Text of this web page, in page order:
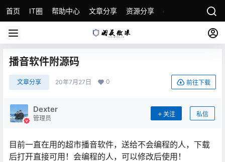
首页 IT圈 帮助中心 文章分享 资源分享 各种教程 关于本
播音软件附源码
文章分享 20年7月27日 0 前往下载
Dexter
管理员
关注 私信
目前一直在用的超市播音软件，送给不会编程的人，下载
后打开直接可用！会编程的人，可以修改后使用！